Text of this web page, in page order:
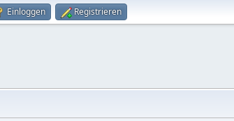
Einloggen Registrieren